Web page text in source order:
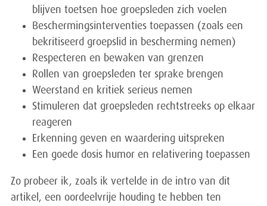
blijven toetsen hoe groepsleden zich voelen
Beschermingsinterventies toepassen (zoals een
bekritiseerd groepslid in bescherming nemen)
Respecteren en bewaken van grenzen
Rollen van groepsleden ter sprake brengen
Weerstand en kritiek serieus nemen
Stimuleren dat groepsleden rechtstreeks op elkaar
reageren
Erkenning geven en waardering uitspreken
Een goede dosis humor en relativering toepassen
Zo probeer ik, zoals ik vertelde in de intro van dit
artikel, een oordeelvrije houding te hebben ten